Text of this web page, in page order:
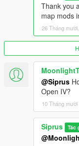
Thank you
map mods
26 Tháng
@Siprus
Open IV?
10 Tháng
Siprus Tác